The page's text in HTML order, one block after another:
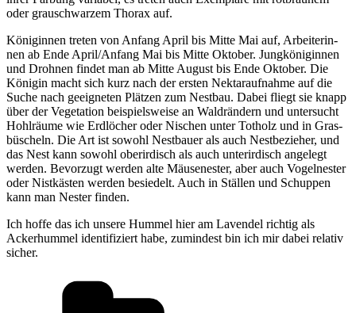
oder grau­schwar­zem Tho­rax auf.
Köni­gin­nen tre­ten von Anfang April bis Mit­te Mai auf, Arbei­te­rin­
nen ab Ende April/Anfang Mai bis Mit­te Okto­ber. Jung­kö­ni­gin­nen
und Droh­nen fin­det man ab Mit­te August bis Ende Okto­ber. Die
Köni­gin macht sich kurz nach der ers­ten Nek­tar­auf­nah­me auf die
Suche nach geeig­ne­ten Plät­zen zum Nest­bau. Dabei fliegt sie knapp
über der Vege­ta­ti­on bei­spiels­wei­se an Wald­rän­dern und unter­sucht
Hohl­räu­me wie Erd­lö­cher oder Nischen unter Tot­holz und in Gras­
bü­scheln. Die Art ist sowohl Nest­bau­er als auch Nest­be­zie­her, und
das Nest kann sowohl ober­ir­disch als auch unter­ir­disch ange­legt
wer­den. Bevor­zugt wer­den alte Mäu­se­nes­ter, aber auch Vogel­nes­ter
oder Nist­käs­ten wer­den besie­delt. Auch in Stäl­len und Schup­pen
kann man Nes­ter finden.
Ich hof­fe das ich unse­re Hum­mel hier am Laven­del rich­tig als
Acker­hum­mel iden­ti­fi­ziert habe, zumin­dest bin ich mir dabei rela­tiv
sicher.